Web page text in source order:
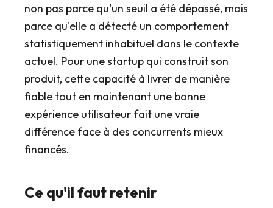
non pas parce qu'un seuil a été dépassé, mais
parce qu'elle a détecté un comportement
statistiquement inhabituel dans le contexte
actuel. Pour une startup qui construit son
produit, cette capacité à livrer de manière
fiable tout en maintenant une bonne
expérience utilisateur fait une vraie
différence face à des concurrents mieux
financés.
Ce qu'il faut retenir